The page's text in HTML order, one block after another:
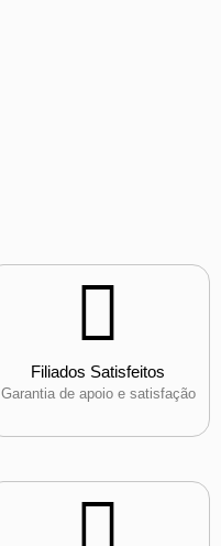
Filiados Satisfeitos
Garantia de apoio e satisfação